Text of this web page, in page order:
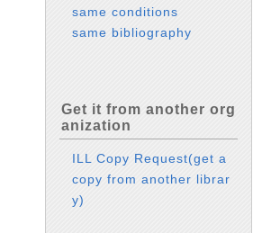
same conditions
same bibliography
Get it from another org
anization
ILL Copy Request(get a
copy from another librar
y)